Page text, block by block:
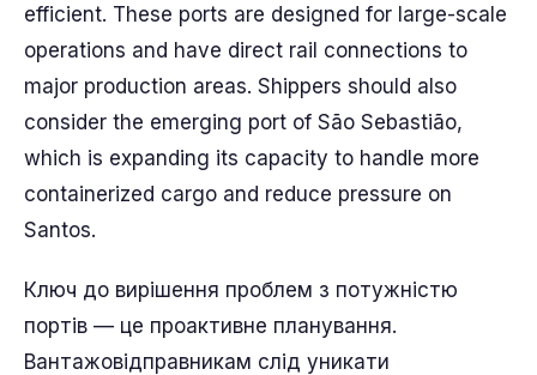
efficient. These ports are designed for large-scale
operations and have direct rail connections to
major production areas. Shippers should also
consider the emerging port of São Sebastião,
which is expanding its capacity to handle more
containerized cargo and reduce pressure on
Santos.
Ключ до вирішення проблем з потужністю
портів — це проактивне планування.
Вантажовідправникам слід уникати